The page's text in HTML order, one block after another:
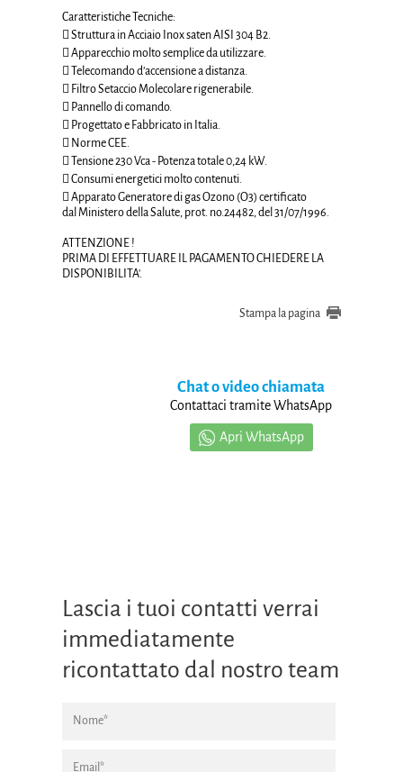
Caratteristiche Tecniche:
 Struttura in Acciaio Inox saten AISI 304 B2.
 Apparecchio molto semplice da utilizzare.
 Telecomando d’accensione a distanza.
 Filtro Setaccio Molecolare rigenerabile.
 Pannello di comando.
 Progettato e Fabbricato in Italia.
 Norme CEE.
 Tensione 230 Vca - Potenza totale 0,24 kW.
 Consumi energetici molto contenuti.
 Apparato Generatore di gas Ozono (O3) certificato
dal Ministero della Salute, prot. no.24482, del 31/07/1996.
ATTENZIONE !
PRIMA DI EFFETTUARE IL PAGAMENTO CHIEDERE LA
DISPONIBILITA'.
Stampa la pagina
Chat o video chiamata
Contattaci tramite WhatsApp
Apri WhatsApp
Lascia i tuoi contatti verrai
immediatamente
ricontattato dal nostro team